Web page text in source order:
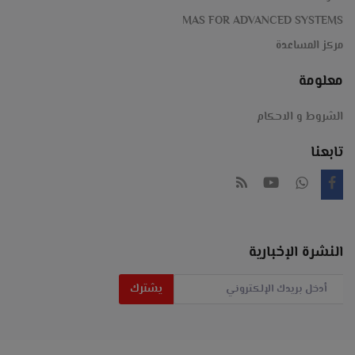
الخليج-
#عد
#نقود
#كشف
#التزوير
#مزور
#ماكينة_عد
MAS FOR ADVANCED SYSTEMS
مركز المساعدة
معلومة
الشروط و الاحكام
تابعنا
النشرة الإخبارية
يشترك